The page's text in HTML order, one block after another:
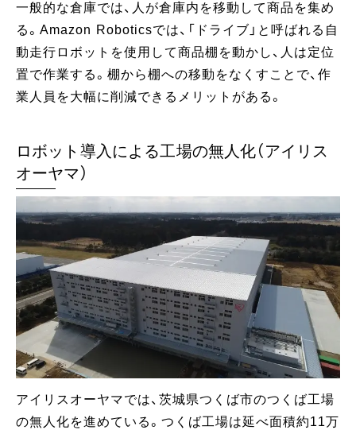
一般的な倉庫では、人が倉庫内を移動して商品を集め
る。Amazon Roboticsでは、「ドライブ」と呼ばれる自
動走行ロボットを使用して商品棚を動かし、人は定位
置で作業する。棚から棚への移動をなくすことで、作
業人員を大幅に削減できるメリットがある。
ロボット導入による工場の無人化（アイリス
オーヤマ）
アイリスオーヤマでは、茨城県つくば市のつくば工場
の無人化を進めている。つくば工場は延べ面積約11万